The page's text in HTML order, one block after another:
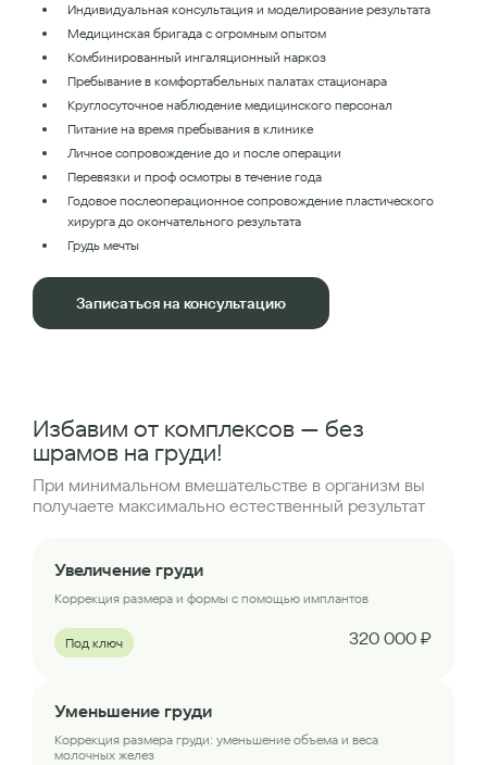
Индивидуальная консультация и моделирование результата
Медицинская бригада с огромным опытом
Комбинированный ингаляционный наркоз
Пребывание в комфортабельных палатах стационара
Круглосуточное наблюдение медицинского персонал
Питание на время пребывания в клинике
Личное сопровождение до и после операции
Перевязки и проф осмотры в течение года
Годовое послеоперационное сопровождение пластического
хирурга до окончательного результата
Грудь мечты
Записаться на консультацию
Избавим от комплексов — без
шрамов на груди!
При минимальном вмешательстве в организм вы
получаете максимально естественный результат
Увеличение груди
Коррекция размера и формы с помощью имплантов
Под ключ 320 000 ₽
Уменьшение груди
Коррекция размера груди: уменьшение объема и веса
молочных желез